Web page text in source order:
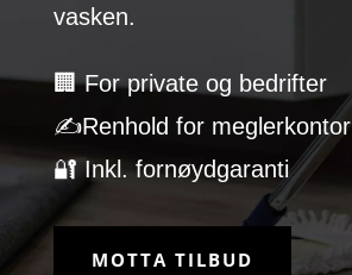
vasken.
🏢 For private og bedrifter
✍️Renhold for meglerkontor
🔐 Inkl. fornøydgaranti
MOTTA TILBUD